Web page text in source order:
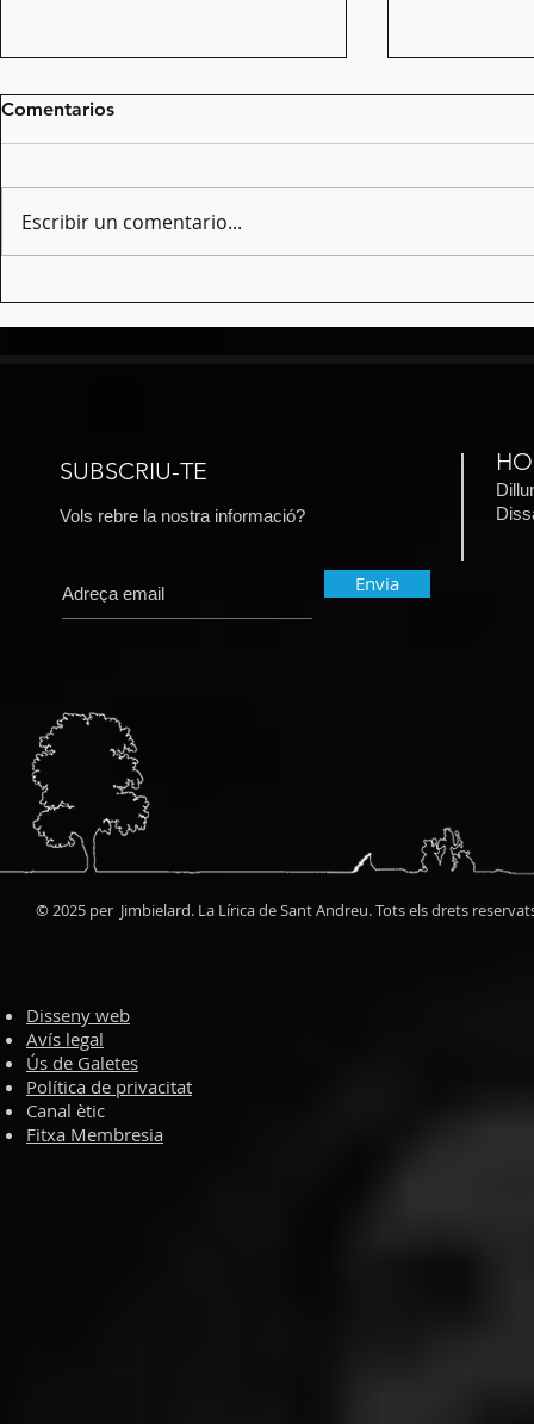
Premis Ateneus 2022
la gent
Comentarios
Escribir un comentario...
Vols rebre la nostra informació?
SUBSCRIU-TE
Envia
© 2025 per Jimbielard. La Lírica de Sant Andreu. Tots els drets
Disseny web
Avís legal
Ús de Galetes
Política de privacitat
Canal ètic
Fitxa Membresia